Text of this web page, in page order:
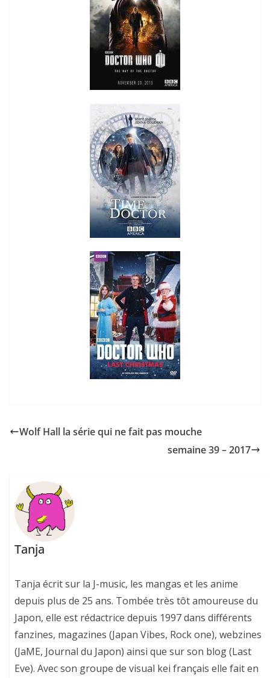
Wolf Hall la série qui ne fait pas mouche
semaine 39 – 2017
Tanja
Tanja écrit sur la J-music, les mangas et les anime
depuis plus de 25 ans. Tombée très tôt amoureuse du
Japon, elle est rédactrice depuis 1997 dans différents
fanzines, magazines (Japan Vibes, Rock one), webzines
(JaME, Journal du Japon) ainsi que sur son blog (Last
Eve). Avec son groupe de visual kei français elle fait en